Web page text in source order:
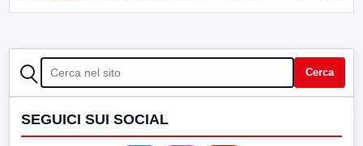
CERCA Cerca
SEGUICI SUI SOCIAL